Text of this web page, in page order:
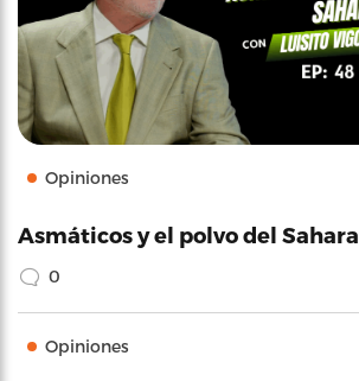
Opiniones
Asmáticos y el polvo del Sahara
0
Opiniones